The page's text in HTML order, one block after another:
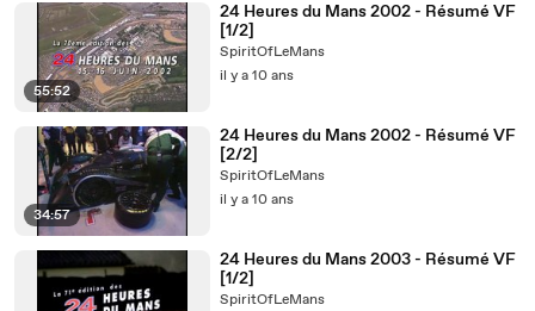
55:52
24 Heures du Mans 2002 - Résumé VF
[1/2]
SpiritOfLeMans
il y a 10 ans
34:57
24 Heures du Mans 2002 - Résumé VF
[2/2]
SpiritOfLeMans
il y a 10 ans
24 Heures du Mans 2003 - Résumé VF
[1/2]
SpiritOfLeMans